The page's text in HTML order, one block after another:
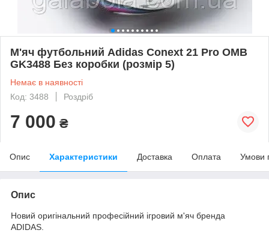
М'яч футбольний Adidas Conext 21 Pro OMB
GK3488 Без коробки (розмір 5)
Немає в наявності
Код: 3488
Роздріб
7 000 ₴
Опис Характеристики Доставка Оплата Умови
Опис
Новий оригінальний професійний ігровий м'яч бренда
ADIDAS.